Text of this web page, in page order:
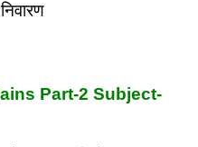
Part-2 Subject-